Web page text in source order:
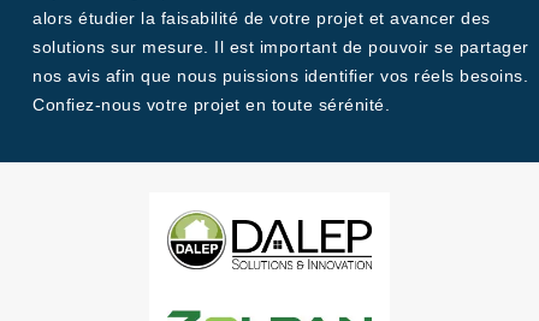
alors étudier la faisabilité de votre projet et avancer des
solutions sur mesure. Il est important de pouvoir se partager
nos avis afin que nous puissions identifier vos réels besoins.
Confiez-nous votre projet en toute sérénité.